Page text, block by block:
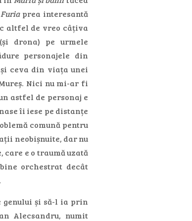
Furiaprea interesantă
altfel de vreo câțiva
drona) pe urmele
personajele din
ceva din viața unei
Nici nu mi-ar fi
astfel de personaj e
îi iese pe distanțe
comună pentru
neobișnuite, dar nu
care e o traumă uzată
orchestrat decât
genului și să-l ia prin
Alecsandru, numit